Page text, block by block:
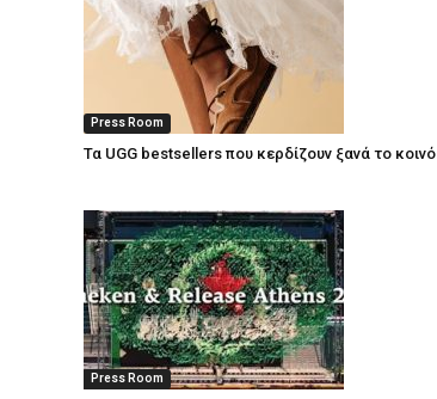
Press Room
Τα UGG bestsellers που κερδίζουν ξανά το κοινό
Press Room